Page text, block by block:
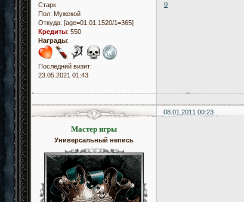
Старк
Пол: Мужской
Откуда: [age=01.01.1520/1=365]
Кредиты: 550
Награды:
Последний визит:
23.05.2021 01:43
0
08.01.2011 00:23
Мастер игры
Универсальный непись